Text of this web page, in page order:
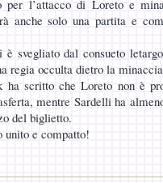
l’attacco di Loreto e
anche solo una partita e
è svegliato dal consueto
regia occulta dietro la
ha scritto che Loreto non è
mentre Sardelli ha
del biglietto.
unito e compatto!